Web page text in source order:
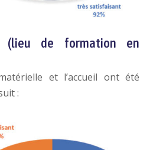
de formation en
et l’accueil ont été
: